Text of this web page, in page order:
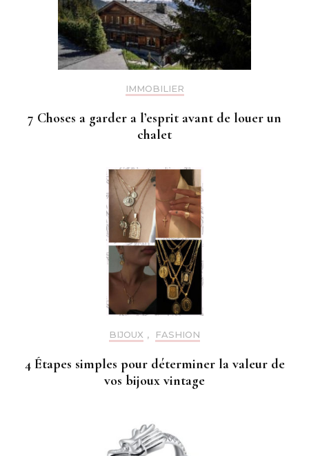
IMMOBILIER
7 Choses a garder a l’esprit avant de louer un
chalet
BIJOUX , FASHION
4 Étapes simples pour déterminer la valeur de
vos bijoux vintage